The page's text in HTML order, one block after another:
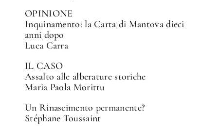
OPINIONE
Inquinamento: la Carta di Mantova dieci
anni dopo
Luca Carra
IL CASO
Assalto alle alberature storiche
Maria Paola Morittu
Un Rinascimento permanente?
Stéphane Toussaint